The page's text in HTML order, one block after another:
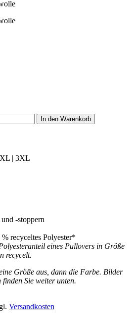
In den Warenkorb
| 3XL
-stoppern
recyceltes Polyester*
eines Pullovers in Größe
recycelt.
Größe aus, dann die Farbe. Bilder
Sie weiter unten.
Versandkosten